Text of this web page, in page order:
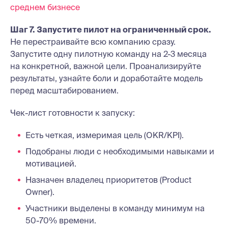
среднем бизнесе
Шаг 7. Запустите пилот на ограниченный срок.
Не перестраивайте всю компанию сразу.
Запустите одну пилотную команду на 2-3 месяца
на конкретной, важной цели. Проанализируйте
результаты, узнайте боли и доработайте модель
перед масштабированием.
Чек-лист готовности к запуску:
Есть четкая, измеримая цель (OKR/KPI).
Подобраны люди с необходимыми навыками и
мотивацией.
Назначен владелец приоритетов (Product
Owner).
Участники выделены в команду минимум на
50-70% времени.